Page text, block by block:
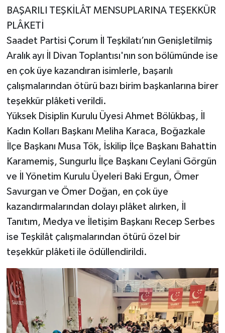
BAŞARILI TEŞKİLÂT MENSUPLARINA TEŞEKKÜR
PLÂKETİ
Saadet Partisi Çorum İl Teşkilatı’nın Genişletilmiş
Aralık ayı İl Divan Toplantısı'nın son bölümünde ise
en çok üye kazandıran isimlerle, başarılı
çalışmalarından ötürü bazı birim başkanlarına birer
teşekkür plâketi verildi.
Yüksek Disiplin Kurulu Üyesi Ahmet Bölükbaş, İl
Kadın Kolları Başkanı Meliha Karaca, Boğazkale
İlçe Başkanı Musa Tök, İskilip İlçe Başkanı Bahattin
Karamemiş, Sungurlu İlçe Başkanı Ceylani Görgün
ve İl Yönetim Kurulu Üyeleri Baki Ergun, Ömer
Savurgan ve Ömer Doğan, en çok üye
kazandırmalarından dolayı plâket alırken, İl
Tanıtım, Medya ve İletişim Başkanı Recep Serbes
ise Teşkilât çalışmalarından ötürü özel bir
teşekkür plâketi ile ödüllendirildi.